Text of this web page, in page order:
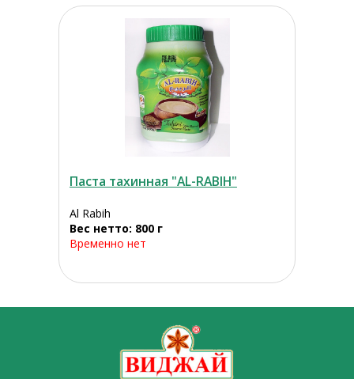
Паста тахинная "AL-RABIH"
Al Rabih
Вес нетто: 800 г
Временно нет